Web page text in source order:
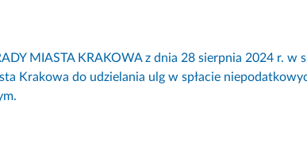
MIASTA KRAKOWA z dnia 28 sierpnia 2024 r. w
Krakowa do udzielania ulg w spłacie